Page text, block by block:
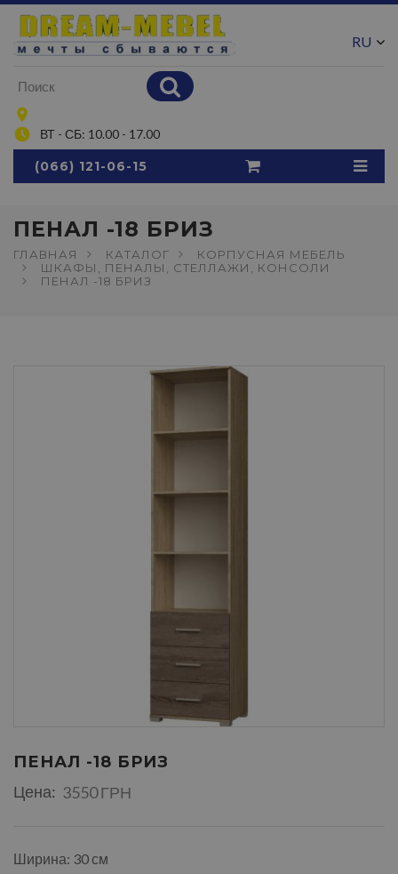
ВТ - СБ: 10.00 - 17.00
RU
(066) 121-06-15
ПЕНАЛ -18 БРИЗ
ГЛАВНАЯ КАТАЛОГ
КОРПУСНАЯ МЕБЕЛЬ
ШКАФЫ, ПЕНАЛЫ, СТЕЛЛАЖИ, КОНСОЛИ
ПЕНАЛ -18 БРИЗ
ПЕНАЛ -18 БРИЗ
Цена: 3550 ГРН
Ширина: 30 см